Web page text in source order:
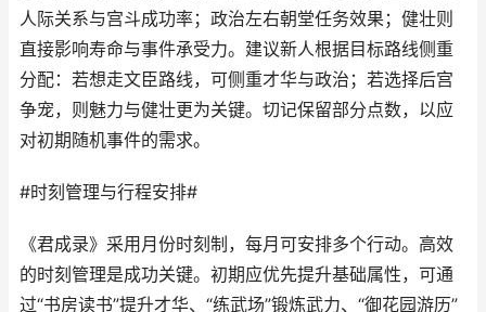
人际关系与宫斗成功率；政治左右朝堂任务效果；健壮则
直接影响寿命与事件承受力。建议新人根据目标路线侧重
分配：若想走文臣路线，可侧重才华与政治；若选择后宫
争宠，则魅力与健壮更为关键。切记保留部分点数，以应
对初期随机事件的需求。
#时刻管理与行程安排#
《君成录》采用月份时刻制，每月可安排多个行动。高效
的时刻管理是成功关键。初期应优先提升基础属性，可通
过“书房读书”提升才华、“练武场”锻炼武力、“御花园游历”